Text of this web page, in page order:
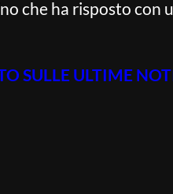
che ha risposto con
SULLE ULTIME